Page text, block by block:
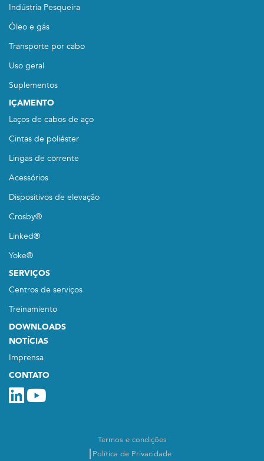
Indústria Pesqueira
Óleo e gás
Transporte por cabo
Uso geral
Suplementos
IÇAMENTO
Laços de cabos de aço
Cintas de poliéster
Lingas de corrente
Acessórios
Dispositivos de elevação
Crosby®
Linked®
Yoke®
SERVIÇOS
Centros de serviços
Treinamiento
DOWNLOADS
NOTÍCIAS
Imprensa
CONTATO
Termos e condições
Política de Privacidade